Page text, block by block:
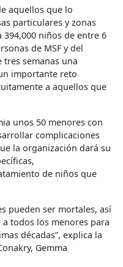
aquellos que lo
particulares y zonas
niños de entre 6
de MSF y del
semanas una
importante reto
a aquellos que
unos 50 menores con
complicaciones
la organización dará su
de niños que
pueden ser mortales, así
todos los menores para
décadas”, explica la
Gemma